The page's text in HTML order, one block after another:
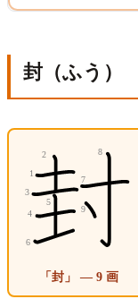
封（ふう）
「封」 — 9 画